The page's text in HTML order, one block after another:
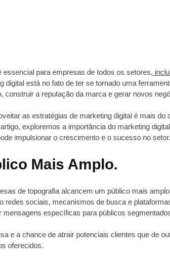
para empresas de todos os setores,
digital está no fato de ter se tornado uma
construir a reputação da marca e gerar novos
as estratégias de marketing digital é mais do
exploremos a importância do marketing
impulsionar o crescimento e o sucesso no setor.
Mais Amplo.
de topografia alcancem um público mais
redes sociais, mecanismos de busca e
específicas para públicos
e a chance de atrair potenciais clientes que de
oferecidos.